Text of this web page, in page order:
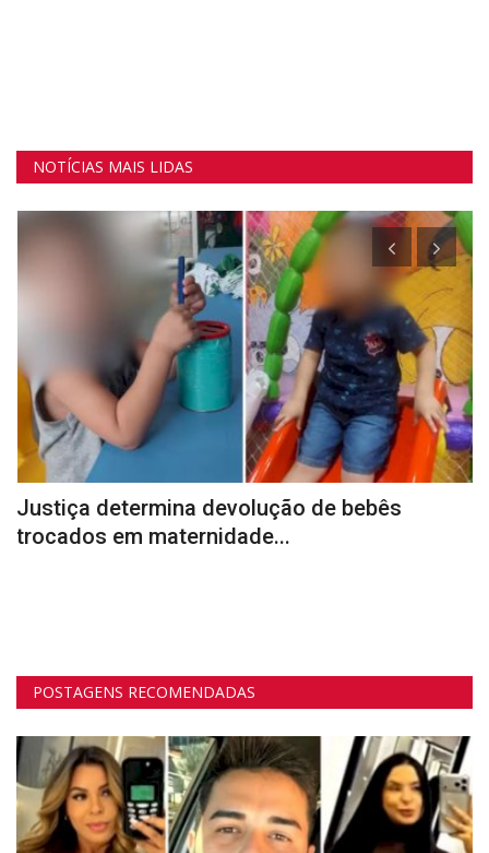
NOTÍCIAS MAIS LIDAS
Justiça determina devolução de bebês
trocados em maternidade...
POSTAGENS RECOMENDADAS